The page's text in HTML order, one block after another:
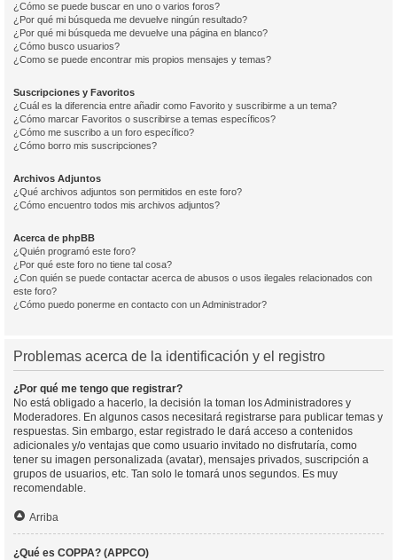
¿Cómo se puede buscar en uno o varios foros?
¿Por qué mi búsqueda me devuelve ningún resultado?
¿Por qué mi búsqueda me devuelve una página en blanco?
¿Cómo busco usuarios?
¿Como se puede encontrar mis propios mensajes y temas?
Suscripciones y Favoritos
¿Cuál es la diferencia entre añadir como Favorito y suscribirme a un tema?
¿Cómo marcar Favoritos o suscribirse a temas específicos?
¿Cómo me suscribo a un foro específico?
¿Cómo borro mis suscripciones?
Archivos Adjuntos
¿Qué archivos adjuntos son permitidos en este foro?
¿Cómo encuentro todos mis archivos adjuntos?
Acerca de phpBB
¿Quién programó este foro?
¿Por qué este foro no tiene tal cosa?
¿Con quién se puede contactar acerca de abusos o usos ilegales relacionados con
este foro?
¿Cómo puedo ponerme en contacto con un Administrador?
Problemas acerca de la identificación y el registro
¿Por qué me tengo que registrar?
No está obligado a hacerlo, la decisión la toman los Administradores y
Moderadores. En algunos casos necesitará registrarse para publicar temas y
respuestas. Sin embargo, estar registrado le dará acceso a contenidos
adicionales y/o ventajas que como usuario invitado no disfrutaría, como
tener su imagen personalizada (avatar), mensajes privados, suscripción a
grupos de usuarios, etc. Tan solo le tomará unos segundos. Es muy
recomendable.
Arriba
¿Qué es COPPA? (APPCO)